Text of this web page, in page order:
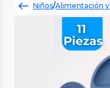
Niños/Alimentación